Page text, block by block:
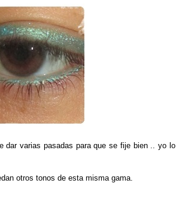
dar varias pasadas para que se fije bien .. yo lo
otros tonos de esta misma gama.